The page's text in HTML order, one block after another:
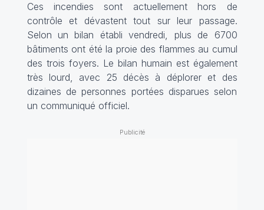
Ces incendies sont actuellement hors de
contrôle et dévastent tout sur leur passage.
Selon un bilan établi vendredi, plus de 6700
bâtiments ont été la proie des flammes au cumul
des trois foyers. Le bilan humain est également
très lourd, avec 25 décès à déplorer et des
dizaines de personnes portées disparues selon
un communiqué officiel.